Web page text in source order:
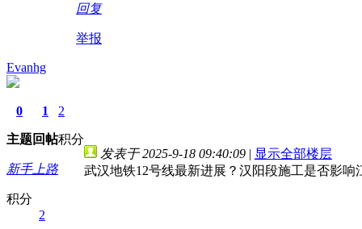
回复
举报
Evanhg
0
主题
1
回帖
2
积分
新手上路
积分
2
发表于 2025-9-18 09:40:09 | 显示全部楼层
武汉地铁12号线最新进展？汉阳段施工是否影响